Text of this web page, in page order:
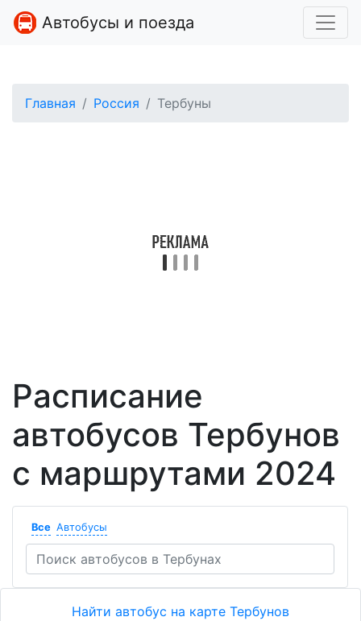
Автобусы и поезда
Главная Россия Тербуны
Расписание
автобусов Тербунов
с маршрутами 2024
Все Автобусы
Найти автобус на карте Тербунов